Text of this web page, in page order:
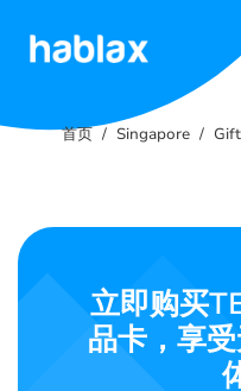
费
首页 Singapore
立即购买
品卡，享